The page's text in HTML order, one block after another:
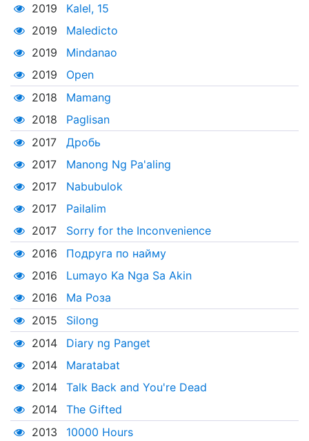
2019
Kalel, 15
2019
Maledicto
2019
Mindanao
2019
Open
2018
Mamang
2018
Paglisan
2017
Дробь
2017
Manong Ng Pa'aling
2017
Nabubulok
2017
Pailalim
2017
Sorry for the Inconvenience
2016
Подруга по найму
2016
Lumayo Ka Nga Sa Akin
2016
Ма Роза
2015
Silong
2014
Diary ng Panget
2014
Maratabat
2014
Talk Back and You're Dead
2014
The Gifted
2013
10000 Hours